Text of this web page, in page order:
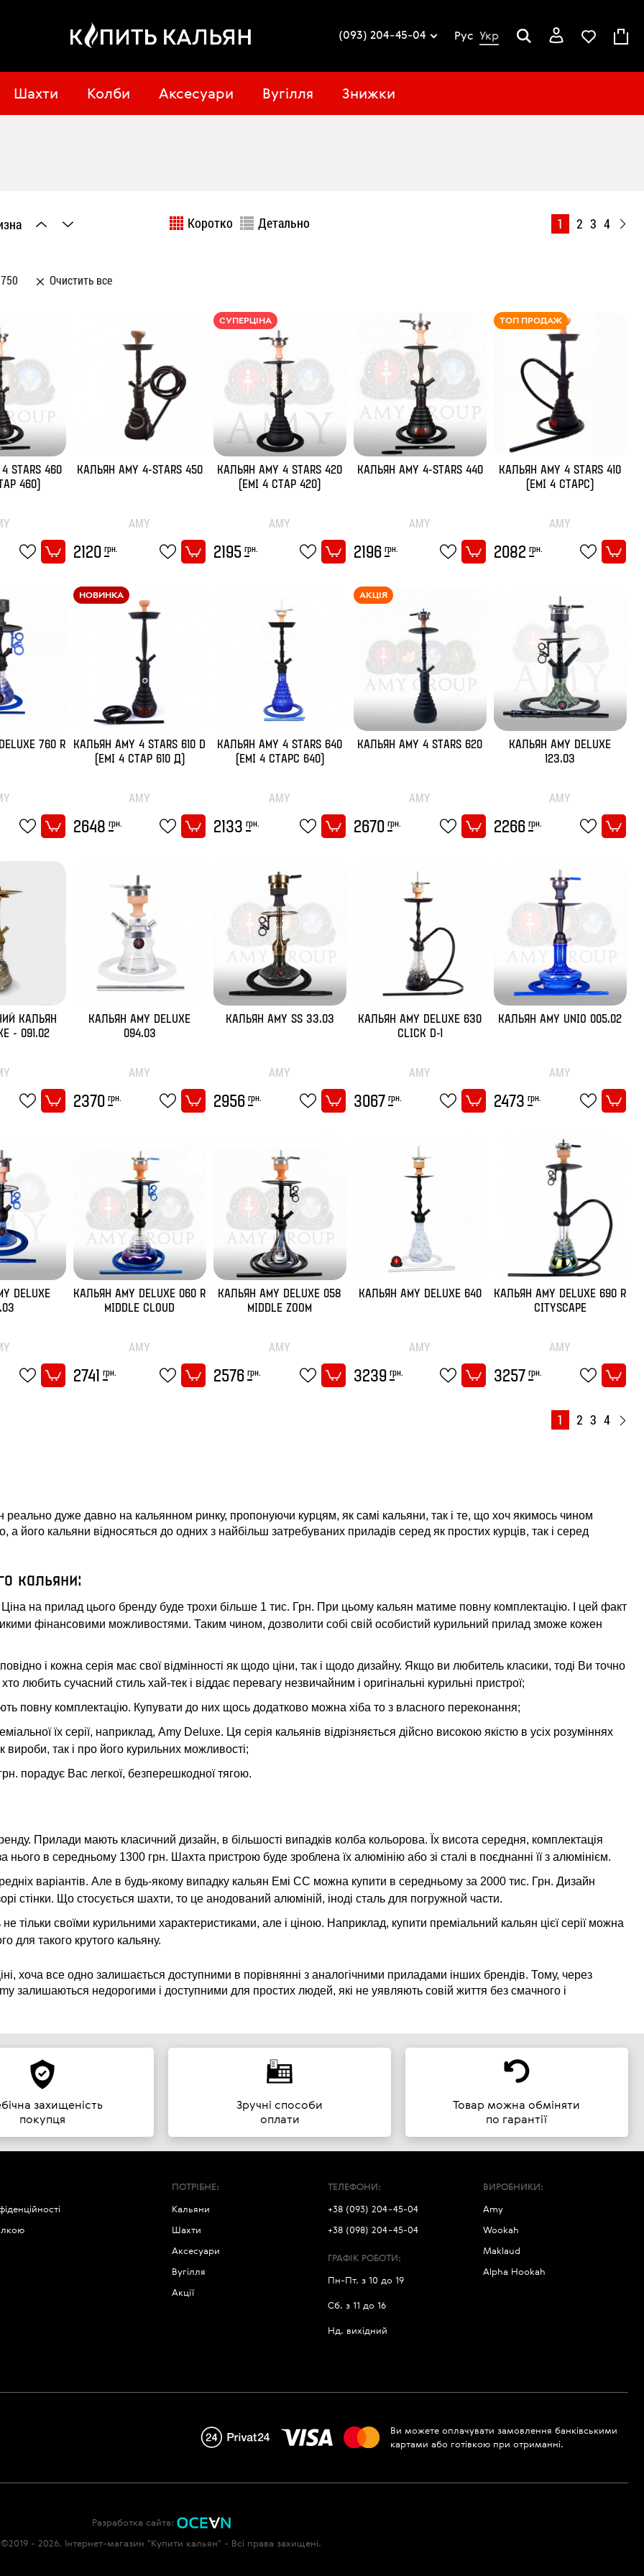
(093) 204-45-04 Рус Укр
Шахти Колби Аксесуари Вугілля Знижки
Коротко Детально 1 2 3 4
Очистить все
STARS 460
460)
КАЛЬЯН AMY 4-STARS 450
AMY
2120 грн.
СУПЕРЦІНА
КАЛЬЯН AMY 4 STARS 420
(ЕМІ 4 СТАР 420)
AMY
2195 грн.
КАЛЬЯН AMY 4-STARS 440
AMY
2196 грн.
ТОП ПРОДАЖ
КАЛЬЯН AMY 4 STARS 410
(ЕМІ 4 СТАРС)
AMY
2082 грн.
760 R
НОВИНКА
КАЛЬЯН AMY 4 STARS 610 D
(ЕМІ 4 СТАР 610 Д)
AMY
2648 грн.
КАЛЬЯН AMY 4 STARS 640
(ЕМІ 4 СТАРС 640)
AMY
2133 грн.
АКЦІЯ
КАЛЬЯН AMY 4 STARS 620
AMY
2670 грн.
КАЛЬЯН AMY DELUXE
123.03
AMY
2266 грн.
КАЛЬЯН
- 091.02
КАЛЬЯН AMY DELUXE
094.03
AMY
2370 грн.
КАЛЬЯН AMY SS 33.03
AMY
2956 грн.
КАЛЬЯН AMY DELUXE 630
CLICK D-1
AMY
3067 грн.
КАЛЬЯН AMY UNIO 005.02
AMY
2473 грн.
DELUXE
КАЛЬЯН AMY DELUXE 060 R
MIDDLE CLOUD
AMY
2741 грн.
КАЛЬЯН AMY DELUXE 058
MIDDLE ZOOM
AMY
2576 грн.
КАЛЬЯН AMY DELUXE 640
AMY
3239 грн.
КАЛЬЯН AMY DELUXE 690 R
CITYSCAPE
AMY
3257 грн.
1 2 3 4
реально дуже давно на кальянном ринку, пропонуючи курцям, як самі кальяни, так і те, що хоч якимось чином
його кальяни відносяться до одних з найбільш затребуваних приладів серед як простих курців, так і серед
кальяни:
на прилад цього бренду буде трохи більше 1 тис. Грн. При цьому кальян матиме повну комплектацію. І цей факт
фінансовими можливостями. Таким чином, дозволити собі свій особистий курильний прилад зможе кожен
і кожна серія має свої відмінності як щодо ціни, так і щодо дизайну. Якщо ви любитель класики, тоді Ви точно
любить сучасний стиль хай-тек і віддає перевагу незвичайним і оригінальні курильні пристрої;
повну комплектацію. Купувати до них щось додатково можна хіба то з власного переконання;
їх серії, наприклад, Amy Deluxe. Ця серія кальянів відрізняється дійсно високою якістю в усіх розуміннях
вироби, так і про його курильних можливості;
порадує Вас легкої, безперешкодної тягою.
Прилади мають класичний дизайн, в більшості випадків колба кольорова. Їх висота середня, комплектація
нього в середньому 1300 грн. Шахта пристрою буде зроблена їх алюмінію або зі сталі в поєднанні її з алюмінієм.
варіантів. Але в будь-якому випадку кальян Емі СС можна купити в середньому за 2000 тис. Грн. Дизайн
стінки. Що стосується шахти, то це анодований алюміній, іноді сталь для погружной части.
тільки своїми курильними характеристиками, але і ціною. Наприклад, купити преміальний кальян цієї серії можна
для такого крутого кальяну.
хоча все одно залишається доступними в порівнянні з аналогічними приладами інших брендів. Тому, через
залишаються недорогими і доступними для простих людей, які не уявляють совій життя без смачного і
захищеність
покупця
Зручні способи
оплати
Товар можна обміняти
по гарантії
ПОТРІБНЕ:
Кальяни
Шахти
Аксесуари
Вугілля
Акції
ТЕЛЕФОНИ:
+38 (093) 204-45-04
+38 (098) 204-45-04
ГРАФІК РОБОТИ:
Пн-Пт. з 10 до 19
Сб. з 11 до 16
Нд. вихідний
ВИРОБНИКИ:
Amy
Wookah
Maklaud
Alpha Hookah
Ви можете оплачувати замовлення банківськими
картами або готівкою при отриманні.
Разработка сайта:
©2019 - 2026. Інтернет-магазин "Купити кальян" - Всі права захищені.